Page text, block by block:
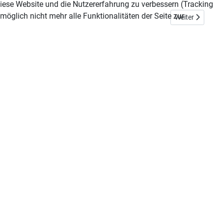
Nächster
Weiter
Website und die Nutzererfahrung zu verbessern (Tracking
nicht mehr alle Funktionalitäten der Seite zur